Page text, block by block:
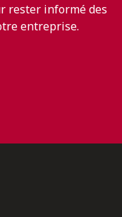
rester informé des
entreprise.